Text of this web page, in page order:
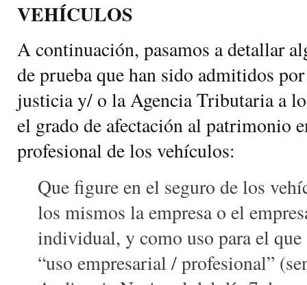
VEHÍCULOS
A continuación, pasamos a detallar
de prueba que han sido admitidos
justicia y/ o la Agencia Tributaria a
el grado de afectación al patrimonio
profesional de los vehículos:
Que figure en el seguro de los
los mismos la empresa o el
individual, y como uso para el
“uso empresarial / profesional”